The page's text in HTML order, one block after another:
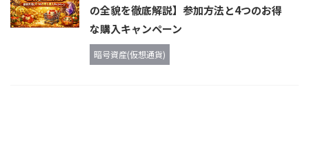
の全貌を徹底解説】参加方法と4つのお得
な購入キャンペーン
暗号資産(仮想通貨)